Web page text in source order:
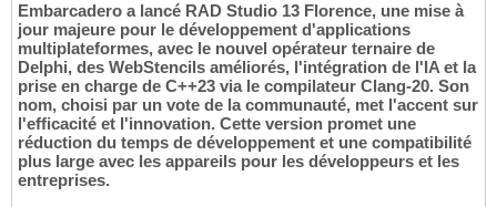
Embarcadero a lancé RAD Studio 13 Florence, une mise à
jour majeure pour le développement d'applications
multiplateformes, avec le nouvel opérateur ternaire de
Delphi, des WebStencils améliorés, l'intégration de l'IA et la
prise en charge de C++23 via le compilateur Clang-20. Son
nom, choisi par un vote de la communauté, met l'accent sur
l'efficacité et l'innovation. Cette version promet une
réduction du temps de développement et une compatibilité
plus large avec les appareils pour les développeurs et les
entreprises.